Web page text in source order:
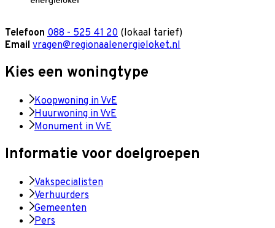
Telefoon 088 - 525 41 20 (lokaal tarief)
Email vragen@regionaalenergieloket.nl
Kies een woningtype
Koopwoning in VvE
Huurwoning in VvE
Monument in VvE
Informatie voor doelgroepen
Vakspecialisten
Verhuurders
Gemeenten
Pers